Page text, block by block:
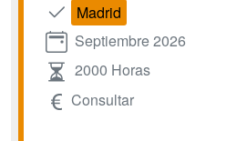
Madrid
Septiembre 2026
2000 Horas
Consultar